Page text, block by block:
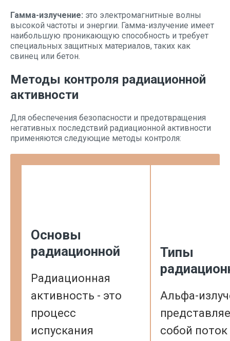
Гамма-излучение: это электромагнитные волны
высокой частоты и энергии. Гамма-излучение имеет
наибольшую проникающую способность и требует
специальных защитных материалов, таких как
свинец или бетон.
Методы контроля радиационной
активности
Для обеспечения безопасности и предотвращения
негативных последствий радиационной активности
применяются следующие методы контроля:
Основы
радиационной
Радиационная
активность - это
процесс
испускания
Типы
Альфа-
собой